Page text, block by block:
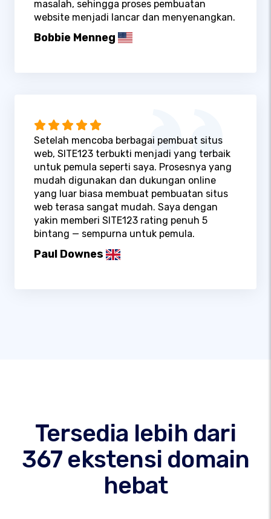
masalah, sehingga proses pembuatan
website menjadi lancar dan menyenangkan.
Bobbie Menneg
Setelah mencoba berbagai pembuat situs
web, SITE123 terbukti menjadi yang terbaik
untuk pemula seperti saya. Prosesnya yang
mudah digunakan dan dukungan online
yang luar biasa membuat pembuatan situs
web terasa sangat mudah. Saya dengan
yakin memberi SITE123 rating penuh 5
bintang — sempurna untuk pemula.
Paul Downes
Tersedia lebih dari
367 ekstensi domain
hebat